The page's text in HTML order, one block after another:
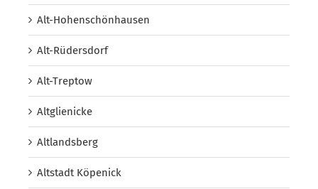
Alt-Hohenschönhausen
Alt-Rüdersdorf
Alt-Treptow
Altglienicke
Altlandsberg
Altstadt Köpenick